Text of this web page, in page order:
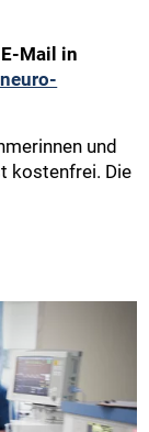
Mail in
und
kostenfrei. Die